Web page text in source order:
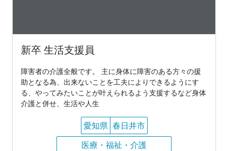
新卒 生活支援員
障害者の介護全般です。 主に身体に障害のある方々の援
助となる為、出来ないことを工夫によりできるようにす
る、やってみたいことが叶えられるよう支援するなど身体
介護と併せ、生活や人生
愛知県 春日井市
医療・福祉・介護